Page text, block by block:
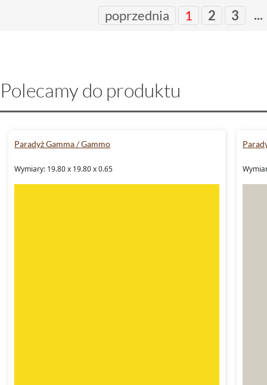
poprzednia 1 2 3 ...
Polecamy do produktu
Paradyż Gamma / Gammo
Wymiary: 19.80 x 19.80 x 0.65